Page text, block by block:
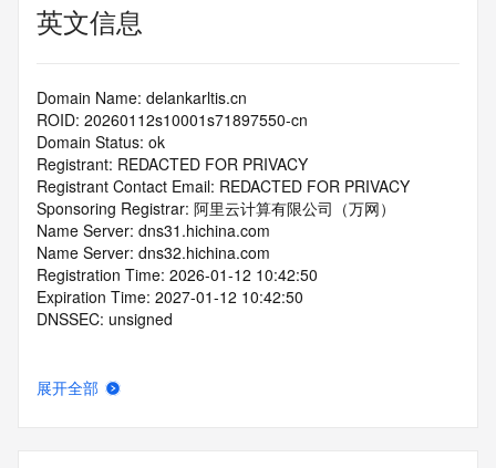
英文信息
Domain Name: delankarltis.cn
ROID: 20260112s10001s71897550-cn
Domain Status: ok
Registrant: REDACTED FOR PRIVACY
Registrant Contact Email: REDACTED FOR PRIVACY
Sponsoring Registrar: 阿里云计算有限公司（万网）
Name Server: dns31.hichina.com
Name Server: dns32.hichina.com
Registration Time: 2026-01-12 10:42:50
Expiration Time: 2027-01-12 10:42:50
DNSSEC: unsigned
展开全部